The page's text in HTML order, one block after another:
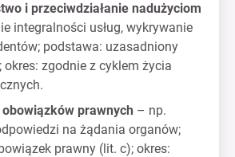
i przeciwdziałanie nadużyciom
integralności usług, wykrywanie
podstawa: uzasadniony
okres: zgodnie z cyklem życia
obowiązków prawnych – np.
na żądania organów;
prawny (lit. c); okres: